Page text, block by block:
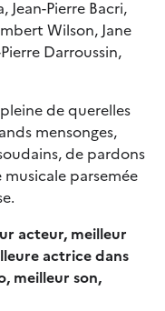
Jean-Pierre Bacri,
Wilson, Jane
Darroussin,
de querelles
mensonges,
de pardons
parsemée
acteur, meilleur
actrice dans
meilleur son,